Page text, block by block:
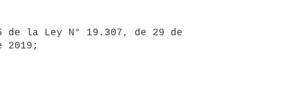
2019;